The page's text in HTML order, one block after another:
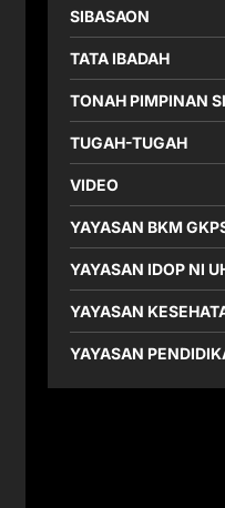
SIBASAON
TATA IBADAH
TONAH PIMPINAN
TUGAH-TUGAH
VIDEO
YAYASAN BKM
YAYASAN IDOP NI
YAYASAN
YAYASAN